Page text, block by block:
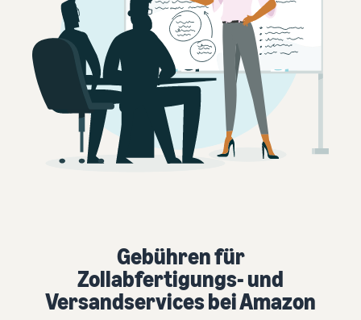
Gebühren für
Zollabfertigungs- und
Versandservices bei Amazon